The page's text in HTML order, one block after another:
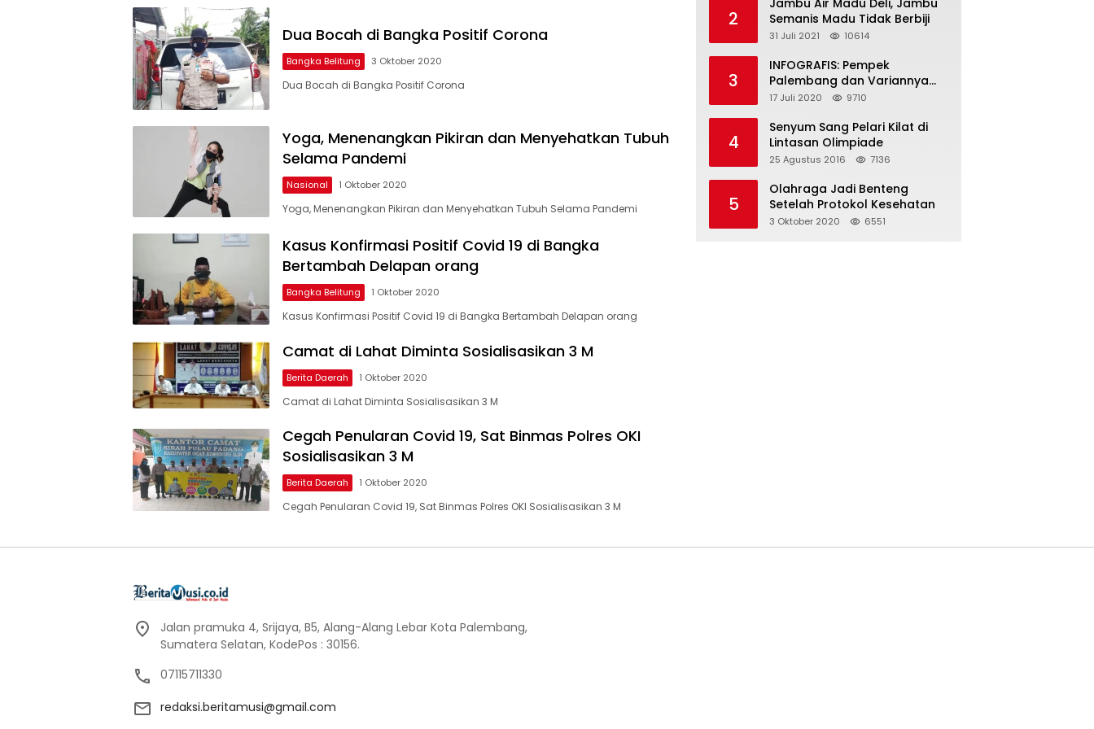
Dua Bocah di Bangka Positif Corona
Bangka Belitung 3 Oktober 2020
Dua Bocah di Bangka Positif Corona
Yoga, Menenangkan Pikiran dan Menyehatkan Tubuh
Selama Pandemi
Nasional 1 Oktober 2020
Yoga, Menenangkan Pikiran dan Menyehatkan Tubuh Selama Pandemi
Kasus Konfirmasi Positif Covid 19 di Bangka
Bertambah Delapan orang
Bangka Belitung 1 Oktober 2020
Kasus Konfirmasi Positif Covid 19 di Bangka Bertambah Delapan orang
Camat di Lahat Diminta Sosialisasikan 3 M
Berita Daerah 1 Oktober 2020
Camat di Lahat Diminta Sosialisasikan 3 M
Cegah Penularan Covid 19, Sat Binmas Polres OKI
Sosialisasikan 3 M
Berita Daerah 1 Oktober 2020
Cegah Penularan Covid 19, Sat Binmas Polres OKI Sosialisasikan 3 M
2
Jambu Air Madu Deli, Jambu
Semanis Madu Tidak Berbiji
31 Juli 2021 10614
3
INFOGRAFIS: Pempek
Palembang dan Variannya
yang Melegenda
17 Juli 2020 9710
4
Senyum Sang Pelari Kilat di
Lintasan Olimpiade
25 Agustus 2016 7136
5
Olahraga Jadi Benteng
Setelah Protokol Kesehatan
3 Oktober 2020 6551
Jalan pramuka 4, Srijaya, B5, Alang-Alang Lebar Kota Palembang,
Sumatera Selatan, KodePos : 30156.
07115711330
redaksi.beritamusi@gmail.com